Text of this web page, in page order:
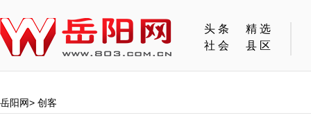
头条
精选
社会
县区
岳阳网> 创客